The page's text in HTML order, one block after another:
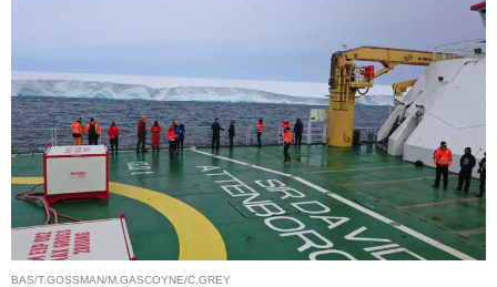
BAS/T.GOSSMAN/M.GASCOYNE/C.GREY